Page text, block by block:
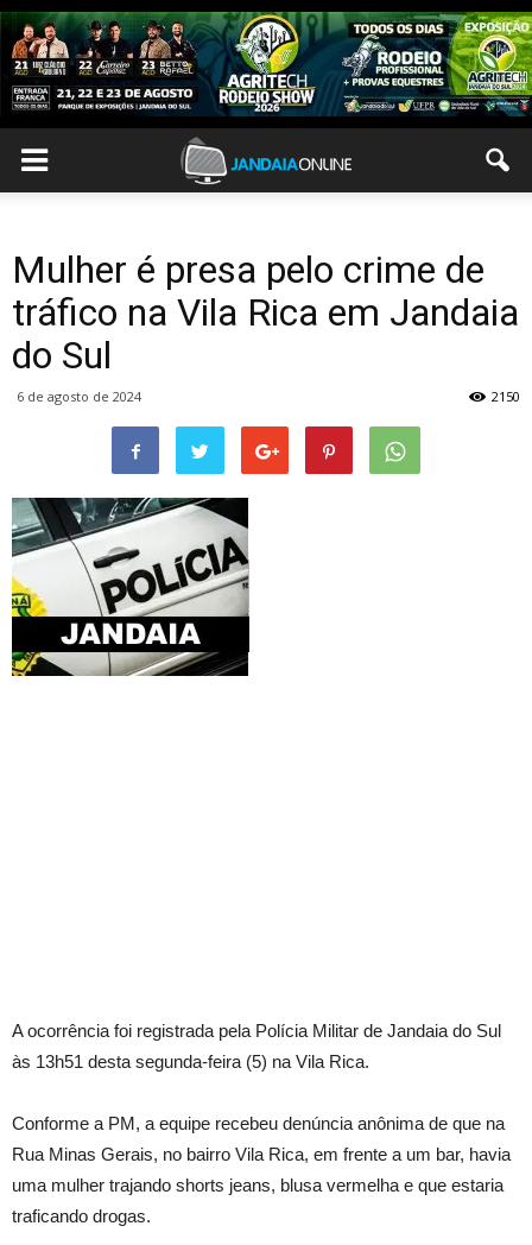
Mulher é presa pelo crime de
tráfico na Vila Rica em Jandaia
do Sul
6 de agosto de 2024 2150
A ocorrência foi registrada pela Polícia Militar de Jandaia do Sul
às 13h51 desta segunda-feira (5) na Vila Rica.
Conforme a PM, a equipe recebeu denúncia anônima de que na
Rua Minas Gerais, no bairro Vila Rica, em frente a um bar, havia
uma mulher trajando shorts jeans, blusa vermelha e que estaria
traficando drogas.